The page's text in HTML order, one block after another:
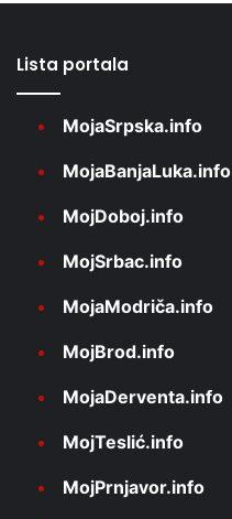
Lista portala
MojaSrpska.info
MojaBanjaLuka.info
MojDoboj.info
MojSrbac.info
MojaModriča.info
MojBrod.info
MojaDerventa.info
MojTeslić.info
MojPrnjavor.info